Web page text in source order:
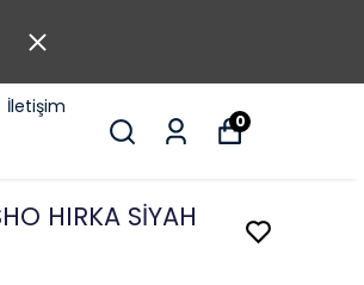
İletişim
0
HIRKA SİYAH